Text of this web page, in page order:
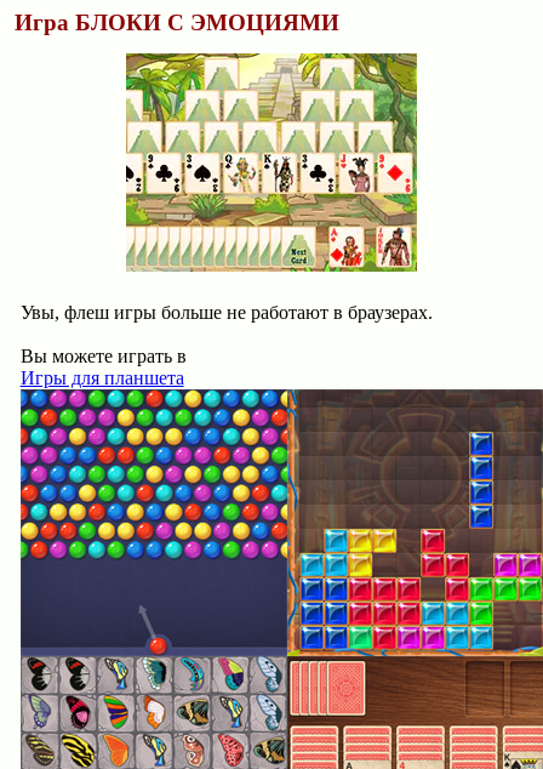
Игра БЛОКИ С ЭМОЦИЯМИ
Увы, флеш игры больше не работают в браузерах.
Вы можете играть в
Игры для планшета